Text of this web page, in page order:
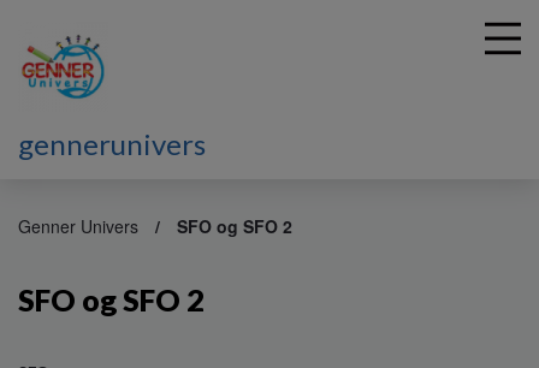
gennerunivers
Genner Univers SFO og SFO 2
SFO og SFO 2